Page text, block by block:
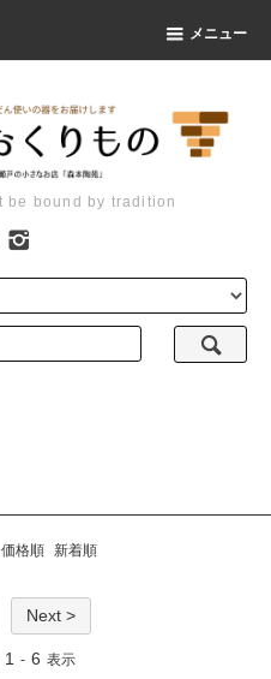
メニュー
be bound by tradition
価格順 新着順
Next >
1 - 6 表示